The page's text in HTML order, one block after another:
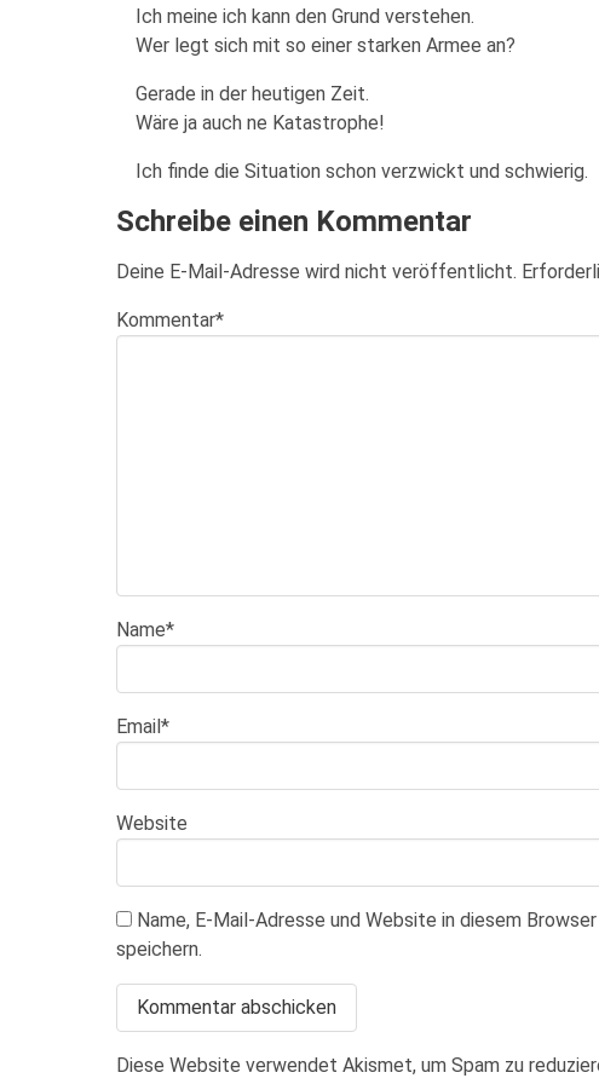
Ich meine ich kann den Grund verstehen.
Wer legt sich mit so einer starken Armee an?
Gerade in der heutigen Zeit.
Wäre ja auch ne Katastrophe!
Ich finde die Situation schon verzwickt und schwierig.
Schreibe einen Kommentar
Deine E-Mail-Adresse wird nicht veröffentlicht.
Kommentar*
Name*
Email*
Website
Name, E-Mail-Adresse und Website in diesem
speichern.
Diese Website verwendet Akismet, um Spam zu